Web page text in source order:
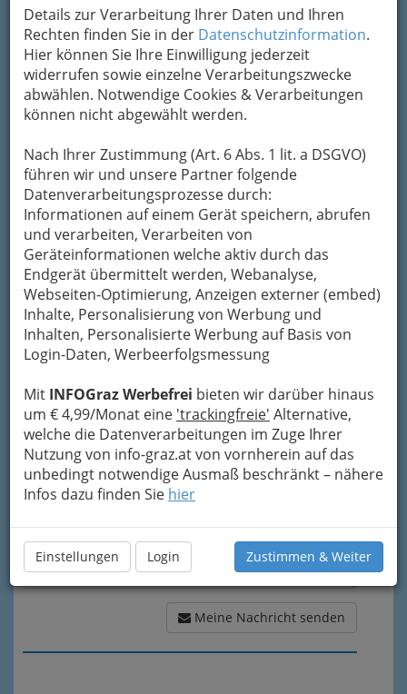
Details zur Verarbeitung Ihrer Daten und Ihren
Rechten finden Sie in der Datenschutzinformation.
Hier können Sie Ihre Einwilligung jederzeit
widerrufen sowie einzelne Verarbeitungszwecke
abwählen. Notwendige Cookies & Verarbeitungen
können nicht abgewählt werden.
Nach Ihrer Zustimmung (Art. 6 Abs. 1 lit. a DSGVO)
führen wir und unsere Partner folgende
Datenverarbeitungsprozesse durch:
Informationen auf einem Gerät speichern, abrufen
und verarbeiten, Verarbeiten von
Geräteinformationen welche aktiv durch das
Endgerät übermittelt werden, Webanalyse,
Webseiten-Optimierung, Anzeigen externer (embed)
Inhalte, Personalisierung von Werbung und
Inhalten, Personalisierte Werbung auf Basis von
Login-Daten, Werbeerfolgsmessung
Mit INFOGraz Werbefrei bieten wir darüber hinaus
um € 4,99/Monat eine 'trackingfreie' Alternative,
welche die Datenverarbeitungen im Zuge Ihrer
Nutzung von info-graz.at von vornherein auf das
unbedingt notwendige Ausmaß beschränkt – nähere
Infos dazu finden Sie hier
Einstellungen Login Zustimmen & Weiter
Kontaktaufnahme
Um die Info-Graz Firmenvor Spam-Mails zu
bewahren, verwenden wir an dieser Stelle zur
Übermittlung Ihrer Nachricht ein sicheres
Formular. Ihre Nachricht wird nach dem
Absenden umgehend per Mail an das
Unternehmen Hubert Auer Betriebsgesellschaft
mbH & Co KG weitergeleitet.
Mein Name
Meine Email Adresse
Mein Betreff
Meine Nachricht
Meine Nachricht senden